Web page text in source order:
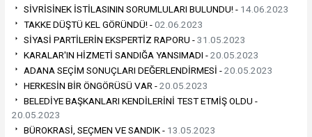
SİVRİSİNEK İSTİLASININ SORUMLULARI BULUNDU! - 14.06.2023
TAKKE DÜŞTÜ KEL GÖRÜNDÜ! -02.06.2023
SİYASİ PARTİLERİN EKSPERTİZ RAPORU -31.05.2023
KARALAR'IN HİZMETİ SANDIĞA YANSIMADI -20.05.2023
ADANA SEÇİM SONUÇLARI DEĞERLENDİRMESİ -20.05.2023
HERKESİN BİR ÖNGÖRÜSÜ VAR -20.05.2023
BELEDİYE BAŞKANLARI KENDİLERİNİ TEST ETMİŞ OLDU -
20.05.2023
BÜROKRASİ, SEÇMEN VE SANDIK - 13.05.2023